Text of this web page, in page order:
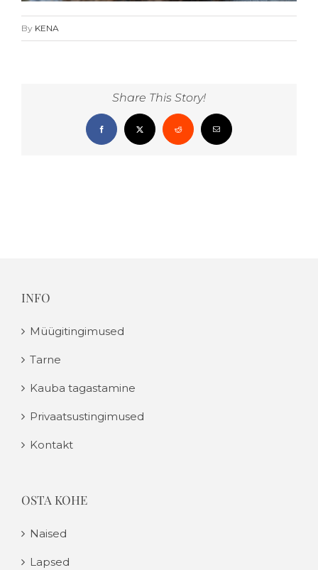
By KENA
Share This Story!
Facebook
X RedditEmail
INFO
Müügitingimused
Tarne
Kauba tagastamine
Privaatsustingimused
Kontakt
OSTA KOHE
Naised
Lapsed